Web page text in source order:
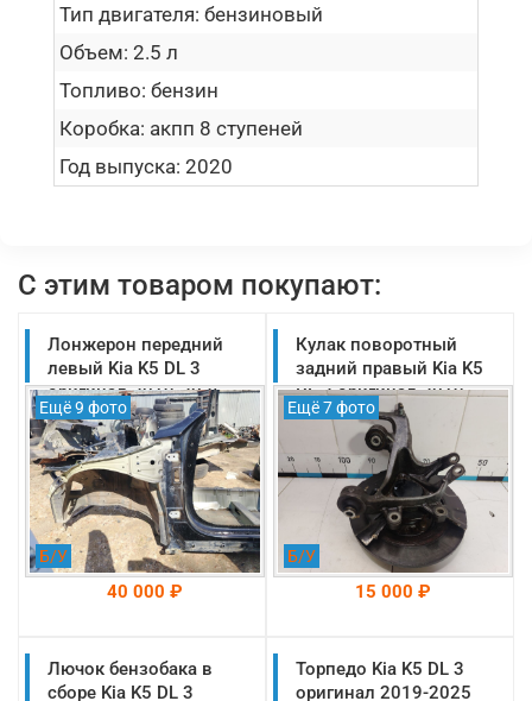
Тип двигателя: бензиновый
Объем: 2.5 л
Топливо: бензин
Коробка: акпп 8 ступеней
Год выпуска: 2020
С этим товаром покупают:
Лонжерон передний
левый Kia K5 DL 3
оригинал 2019-2025
(64601L2000)
Ещё 9 фото
Б/У
40 000 ₽
На складе: Раменское
-->
Кулак поворотный
задний правый Kia K5
DL 3 оригинал 2019-
2025 (52711L1000)
Ещё 7 фото
Б/У
15 000 ₽
На складе: Раменское
-->
Лючок бензобака в
сборе Kia K5 DL 3
Торпедо Kia K5 DL 3
оригинал 2019-2025